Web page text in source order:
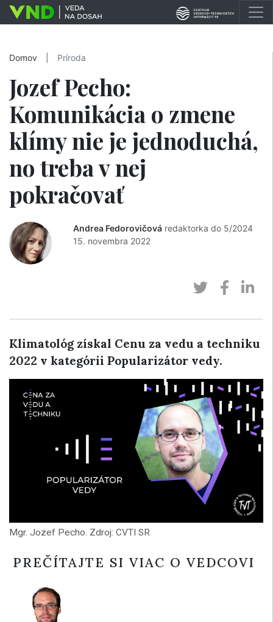
Domov Príroda
Jozef Pecho:
Komunikácia o zmene
klímy nie je jednoduchá,
no treba v nej
pokračovať
Andrea Fedorovičová redaktorka do 5/2024
15. novembra 2022
Klimatológ získal Cenu za vedu a techniku
2022 v kategórii Popularizátor vedy.
Mgr. Jozef Pecho. Zdroj: CVTI SR
PREČÍTAJTE SI VIAC O VEDCOVI